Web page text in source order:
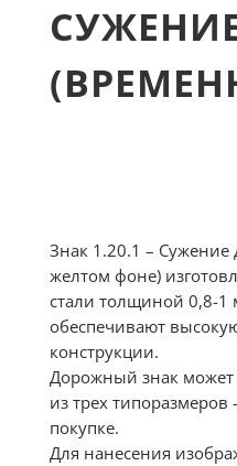
Знак 1.20.1 –
желтом фоне)
стали толщиной 0,8-1
обеспечивают
конструкции.
Дорожный знак
из трех типоразмеров
покупке.
Для нанесения